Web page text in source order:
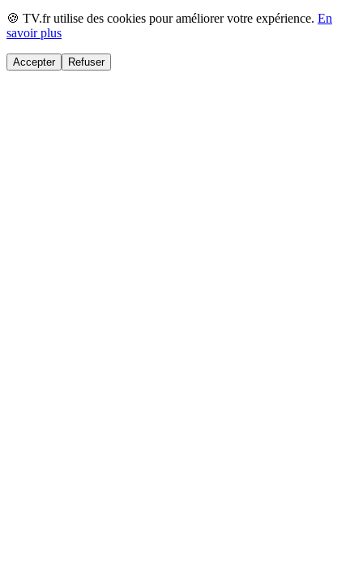
🍪 TV.fr utilise des cookies pour améliorer votre expérience. En
savoir plus
Accepter Refuser